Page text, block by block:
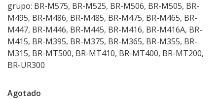
grupo: BR-M575, BR-M525, BR-M506, BR-M505, BR-
M495, BR-M486, BR-M485, BR-M475, BR-M465, BR-
M447, BR-M446, BR-M445, BR-M416, BR-M416A, BR-
M415, BR-M395, BR-M375, BR-M365, BR-M355, BR-
M315, BR-MT500, BR-MT410, BR-MT400, BR-MT200,
BR-UR300
Agotado